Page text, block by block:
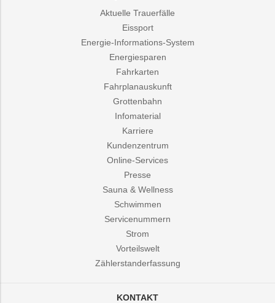
Aktuelle Trauerfälle
Eissport
Energie-Informations-System
Energiesparen
Fahrkarten
Fahrplanauskunft
Grottenbahn
Infomaterial
Karriere
Kundenzentrum
Online-Services
Presse
Sauna & Wellness
Schwimmen
Servicenummern
Strom
Vorteilswelt
Zählerstanderfassung
KONTAKT